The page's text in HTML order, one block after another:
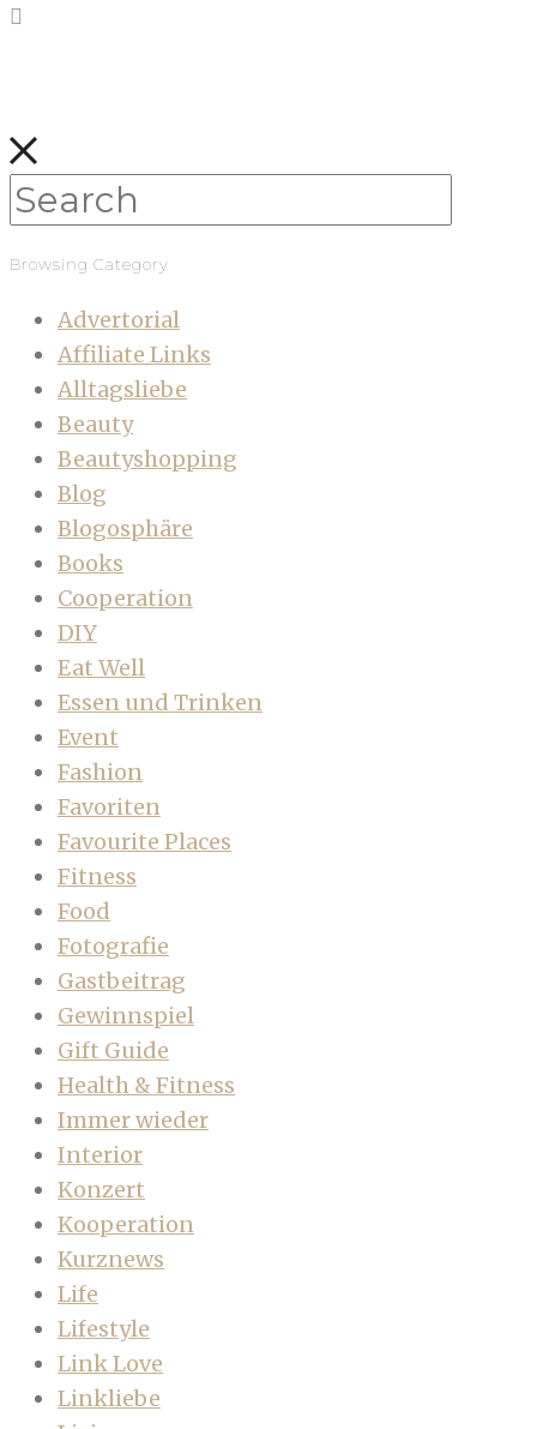
Browsing Category
Advertorial
Affiliate Links
Alltagsliebe
Beauty
Beautyshopping
Blog
Blogosphäre
Books
Cooperation
DIY
Eat Well
Essen und Trinken
Event
Fashion
Favoriten
Favourite Places
Fitness
Food
Fotografie
Gastbeitrag
Gewinnspiel
Gift Guide
Health & Fitness
Immer wieder
Interior
Konzert
Kooperation
Kurznews
Life
Lifestyle
Link Love
Linkliebe